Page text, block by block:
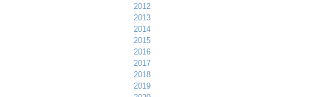
2012
2013
2014
2015
2016
2017
2018
2019